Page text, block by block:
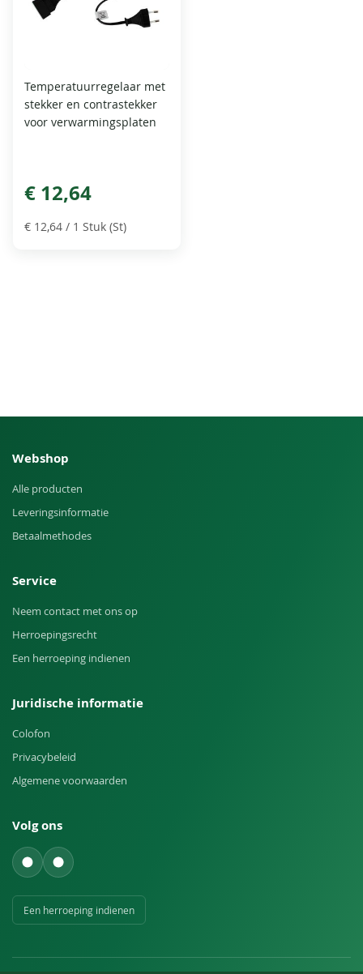
Temperatuurregelaar met
stekker en contrastekker
voor verwarmingsplaten
€ 12,64
€ 12,64 / 1 Stuk (St)
Webshop
Alle producten
Leveringsinformatie
Betaalmethodes
Service
Neem contact met ons op
Herroepingsrecht
Een herroeping indienen
Juridische informatie
Colofon
Privacybeleid
Algemene voorwaarden
Volg ons
Een herroeping indienen